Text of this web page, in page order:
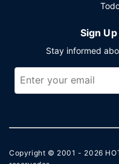
Sign
Stay informed
Copyright © 2001 - 2026